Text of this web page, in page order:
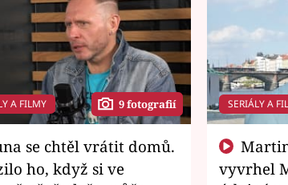
A FILMY 9 fotografií
ho, když si ve
SERIÁLY A
vyvrhel